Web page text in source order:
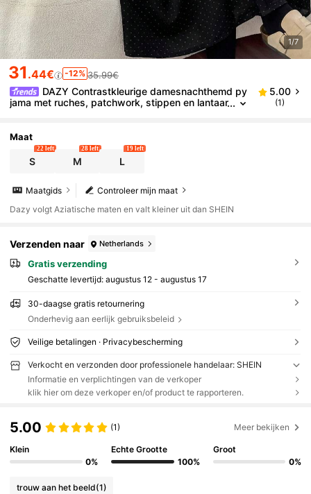
1/7
31 .44€ -12% 35.99€
DAZY Contrastkleurige damesnachthemd py
jama met ruches, patchwork, stippen en lantaar
5.00
(1)
Maat
S
22 left
M
28 left
L
19 left
Controleer mijn maat
Maatgids
Dazy volgt Aziatische maten en valt kleiner uit dan SHEIN
Verzenden naar Netherlands
Gratis verzending
Geschatte levertijd: augustus 12 - augustus 17
30-daagse gratis retournering
Onderhevig aan eerlijk gebruiksbeleid
Veilige betalingen · Privacybescherming
Verkocht en verzonden door professionele handelaar: SHEIN
Informatie en verplichtingen van de verkoper
klik hier om deze verkoper en/of product te rapporteren.
5.00 (1) Meer bekijken
Klein
0%
Echte Grootte
100%
Groot
0%
trouw aan het beeld(1)